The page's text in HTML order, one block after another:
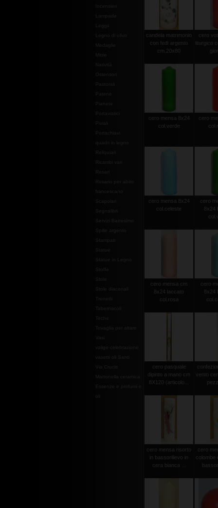
Leggii
Legno di olivo
Medaglie
Mitrie
Natività
Ostensori
Pastorali
Patene
Pianete
Portaviatici
Piviali
Portachiavi
quadri in legno
Reliquiari
Ricambi vari
Rosari
Rosario per abito
francescano
Scapolari
Segnalibri
Servizi Battesimo
Spille argento
Stampati
Statue
Statue in Legno
Stoffe
Stole
Stole diaconali
Tabernacoli
valige celebrazione
Mattonella ceramica
Essenze e profumi e
candela matrimonio
con fedi argento
cm.20x80
cero
liturgico
cero mensa 8x24
col.verde
cero
cero mensa 8x24
col.celeste
cero
8x24
cero mensa cm
8x24 laccato
col.rosa
cero
8x24
cero pasquale
dipinto a mano cm
8X120 (articolo...
vento
cero mensa risorto
in bassorilievo in
cera bianca ...
cero
colombe